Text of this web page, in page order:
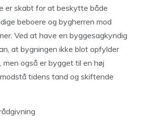
er skabt for at beskytte både
beboere og bygherren mod
Ved at have en byggesagkyndig
at bygningen ikke blot opfylder
men også er bygget til en høj
tidens tand og skiftende